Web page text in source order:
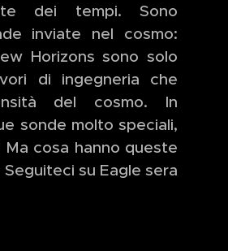
dei tempi. Sono
inviate nel cosmo:
Horizons sono solo
di ingegneria che
del cosmo. In
sonde molto speciali,
cosa hanno queste
su Eagle sera